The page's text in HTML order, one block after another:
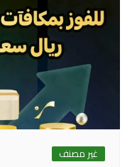
غير مصنف